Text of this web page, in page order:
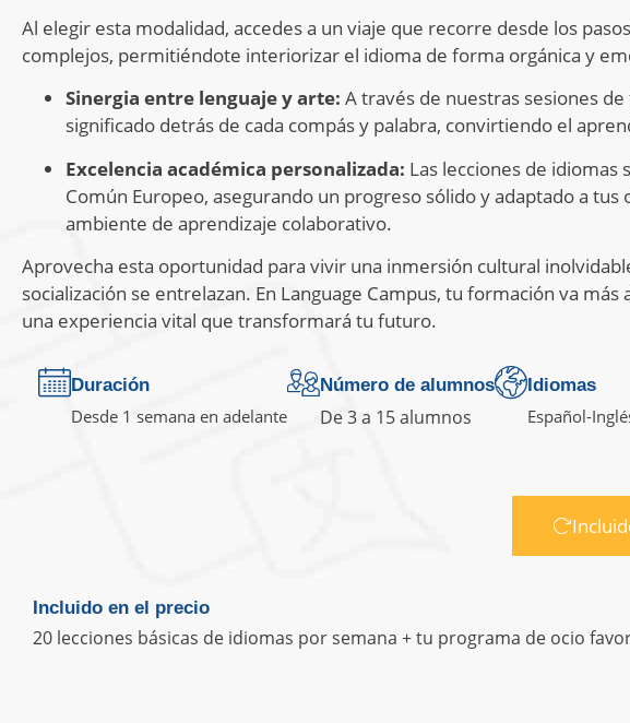
Al elegir esta modalidad, accedes a un viaje que recorre desde los
complejos, permitiéndote interiorizar el idioma de forma orgánica y
Sinergia entre lenguaje y arte: A través de nuestras sesiones
significado detrás de cada compás y palabra, convirtiendo el
Excelencia académica personalizada: Las lecciones de idiomas
Común Europeo, asegurando un progreso sólido y adaptado a
ambiente de aprendizaje colaborativo.
Aprovecha esta oportunidad para vivir una inmersión cultural
socialización se entrelazan. En Language Campus, tu formación va
una experiencia vital que transformará tu futuro.
Duración
Desde 1 semana en adelante
Número de alumnos
De 3 a 15 alumnos
Idiomas
Español-
Incluido en el precio
20 lecciones básicas de idiomas por semana + tu programa de ocio